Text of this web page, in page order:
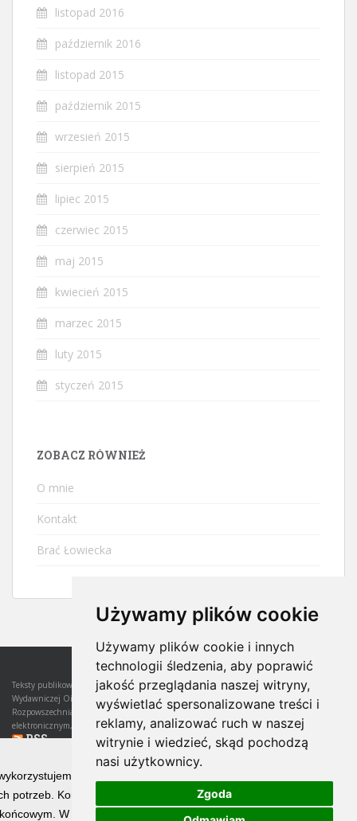
technologię cookies w celu świadczenia Państwu
potrzeb. Korzystanie z witryny bez zmiany ustawień dotyczących
W każdym momencie możesz określić warunki
Używamy plików cookie
Używamy plików cookie i innych
technologii śledzenia, aby poprawić
jakość przeglądania naszej witryny,
wyświetlać spersonalizowane treści i
reklamy, analizować ruch w naszej
witrynie i wiedzieć, skąd pochodzą
nasi użytkownicy.
Zgoda
listopad 2016
październik 2016
listopad 2015
październik 2015
wrzesień 2015
sierpień 2015
lipiec 2015
czerwiec 2015
maj 2015
kwiecień 2015
marzec 2015
luty 2015
styczeń 2015
ZOBACZ RÓWNIEŻ
O mnie
Kontakt
Brać Łowiecka
Teksty publikowane w witrynie są własnością Autora tekstu i Wydawcy, czyli Oficyny
Wydawniczej Oikos Sp. z o.o.. Wszelkie prawa do nich są w całości zastrzeżone.
Rozpowszechnianie któregokolwiek z tych tekstów lub jego części, zarówno w zapisie
elektronicznym, jak i na papierze, wymaga zgody Wydawcy.
RSS
ARCHIWUM
Archiwum